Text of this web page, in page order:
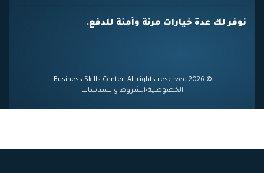
نوفر لك عدة خيارات مرنة وآمنة للدفع.
© 2026 Business Skills Center. All rights reserved.
الخصوصية•الشروط والسياسات